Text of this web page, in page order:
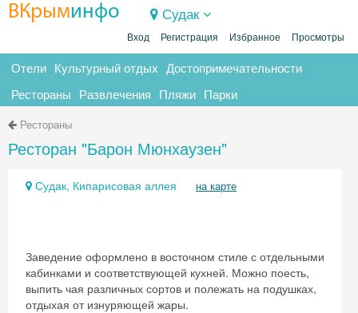
ВКрыминфо Судак
Вход Регистрация Избранное Просмотры
Отели Культурный отдых Достопримечательности
Рестораны Развлечения Пляжи Парки
Рестораны
Ресторан "Барон Мюнхаузен"
Судак, Кипарисовая аллея на карте
Заведение оформлено в восточном стиле с отдельными
кабинками и соответствующей кухней. Можно поесть,
выпить чая различных сортов и полежать на подушках,
отдыхая от изнуряющей жары.